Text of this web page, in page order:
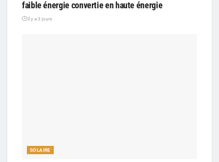
faible énergie convertie en haute énergie
il y a 3 jours
SOLAIRE